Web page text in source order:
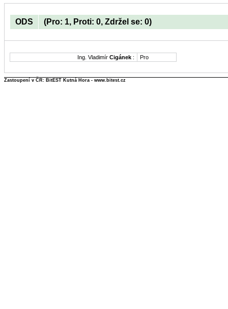
ODS (Pro: 1, Proti: 0, Zdržel se: 0)
Ing. Vladimír Cigánek : Pro
Zastoupení v ČR: BitEST Kutná Hora - www.bitest.cz